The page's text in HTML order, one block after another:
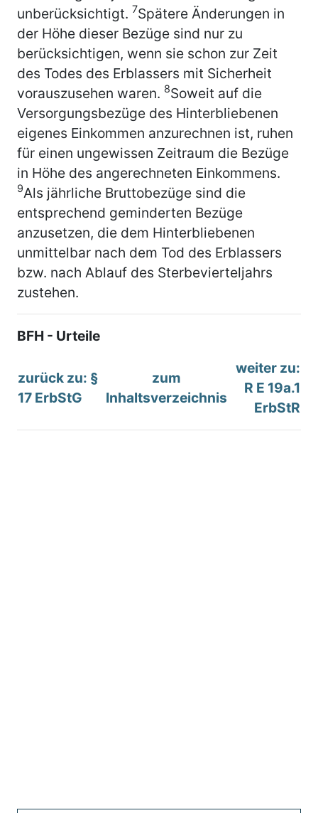
unberücksichtigt. 7Spätere Änderungen in
der Höhe dieser Bezüge sind nur zu
berücksichtigen, wenn sie schon zur Zeit
des Todes des Erblassers mit Sicherheit
vorauszusehen waren. 8Soweit auf die
Versorgungsbezüge des Hinterbliebenen
eigenes Einkommen anzurechnen ist, ruhen
für einen ungewissen Zeitraum die Bezüge
in Höhe des angerechneten Einkommens.
9Als jährliche Bruttobezüge sind die
entsprechend geminderten Bezüge
anzusetzen, die dem Hinterbliebenen
unmittelbar nach dem Tod des Erblassers
bzw. nach Ablauf des Sterbevierteljahrs
zustehen.
BFH - Urteile
zurück zu: §
17 ErbStG
zum
Inhaltsverzeichnis
weiter zu:
R E 19a.1
ErbStR